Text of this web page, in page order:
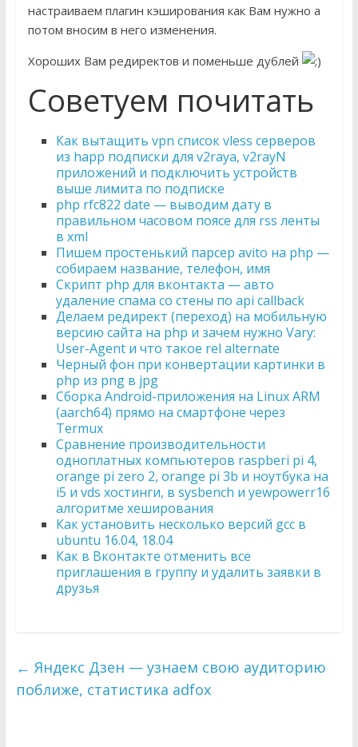
настраиваем плагин кэширования как Вам нужно а
потом вносим в него изменения.
Хороших Вам редиректов и поменьше дублей
Советуем почитать
Как вытащить vpn список vless серверов
из happ подписки для v2raya, v2rayN
приложений и подключить устройств
выше лимита по подписке
php rfc822 date — выводим дату в
правильном часовом поясе для rss ленты
в xml
Пишем простенький парсер avito на php —
собираем название, телефон, имя
Скрипт php для вконтакта — авто
удаление спама со стены по api callback
Делаем редирект (переход) на мобильную
версию сайта на php и зачем нужно Vary:
User-Agent и что такое rel alternate
Черный фон при конвертации картинки в
php из png в jpg
Сборка Android-приложения на Linux ARM
(aarch64) прямо на смартфоне через
Termux
Сравнение производительности
одноплатных компьютеров raspberi pi 4,
orange pi zero 2, orange pi 3b и ноутбука на
i5 и vds хостинги, в sysbench и yewpowerr16
алгоритме хеширования
Как установить несколько версий gcc в
ubuntu 16.04, 18.04
Как в Вконтакте отменить все
приглашения в группу и удалить заявки в
друзья
← Яндекс Дзен — узнаем свою аудиторию
поближе, статистика adfox